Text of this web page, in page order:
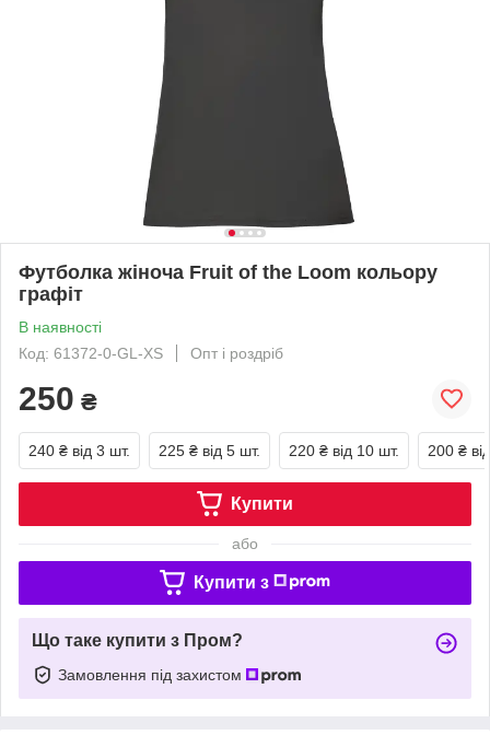
Футболка жіноча Fruit of the Loom кольору
графіт
В наявності
Код: 61372-0-GL-XS
Опт і роздріб
250 ₴
240 ₴ від 3 шт. 225 ₴ від 5 шт. 220 ₴ від 10 шт. 200 ₴
Купити
або
Купити з
Що таке купити з Пром?
Замовлення під захистом